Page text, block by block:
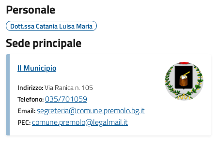
Personale
Dott.ssa Catania Luisa Maria
Sede principale
Il Municipio
Indirizzo:Via Ranica n. 105
Telefono:035/701059
Email:segreteria@comune.premolo.bg.it
PEC:comune.premolo@legalmail.it